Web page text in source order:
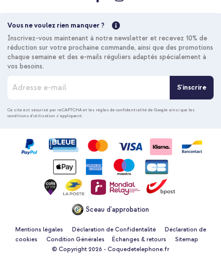
Vous ne voulez rien manquer ?
Inscrivez-vous maintenant à notre newsletter et recevez 10% de
réduction sur votre prochaine commande, ainsi que des promotions
chaque semaine et des e-mails réguliers adaptés spécialement à
vos besoins.
c
r
S'inscrire
Ce site est sécurisé par reCAPTCHA et les règles de confidentialité de Google ainsi que les
conditions d'utilisation s'appliquent.
Sceau d'approbation
Mentions légales Déclaration de Confidentalité
Déclaration de
cookies
Condition Générales Échanges & retours
Sitemap
© Copyright 2026 - Coquedetelephone.fr